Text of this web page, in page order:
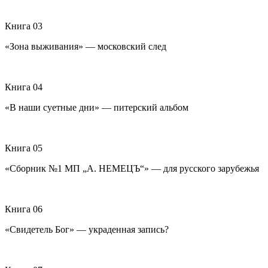
Книга 03
«Зона выживания» — московский след
Книга 04
«В наши суетные дни» — питерский альбом
Книга 05
«Сборник №1 МП „А. НЕМЕЦЪ“» — для русского зарубежья
Книга 06
«Свидетель Бог» — украденная запись?